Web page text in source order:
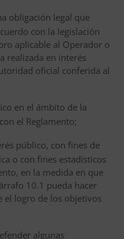
obligación legal que
con la legislación
aplicable al Operador o
realizada en interés
oficial conferida al
en el ámbito de la
el Reglamento;
público, con fines de
o con fines estadísticos
en la medida en que
10.1 pueda hacer
el logro de los objetivos
algunas